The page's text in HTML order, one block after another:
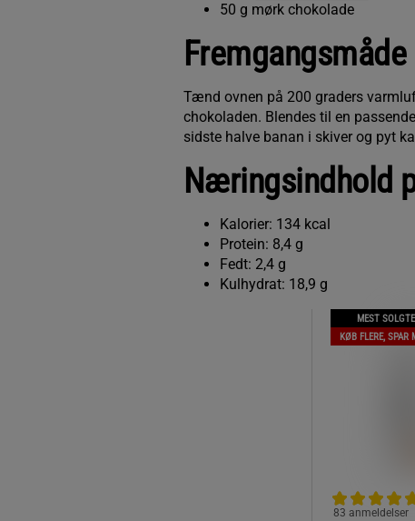
50 g mørk chokolade
Fremgangsmåde
Tænd ovnen på 200 graders
chokoladen. Blendes til en
sidste halve banan i skiver og pyt
Næringsindhold
Kalorier: 134 kcal
Protein: 8,4 g
Fedt: 2,4 g
Kulhydrat: 18,9 g
MEST SOLGTE
KØB FLERE, SPAR
83 anmeldelser